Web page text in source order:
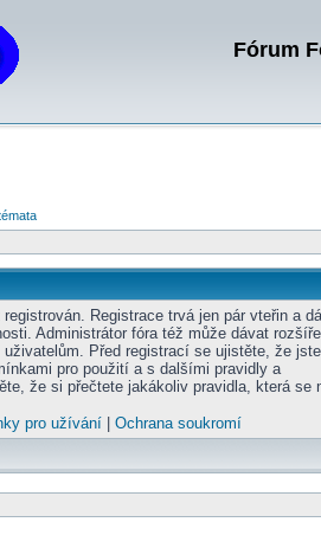
Fórum
Registrace trvá jen pár vteřin a
Administrátor fóra též může dávat
uživatelům. Před registrací se ujistěte, že
pro použití a s dalšími pravidly a
že si přečtete jakákoliv pravidla, která se
pro užívání| Ochrana soukromí